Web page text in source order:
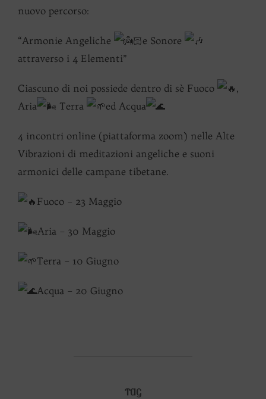
nuovo percorso:
“Armonie Angeliche
e Sonore
attraverso i 4 Elementi”
Ciascuno di noi possiede dentro di sè Fuoco
,
Aria
Terra ed Acqua
4 incontri online (piattaforma zoom) nelle Alte
Vibrazioni di meditazioni angeliche e suoni
armonici delle campane tibetane.
Fuoco – 23 Maggio
Aria – 30 Maggio
Terra – 10 Giugno
Acqua – 20 Giugno
TAG